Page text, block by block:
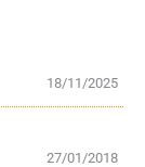
18/11/2025
27/01/2018